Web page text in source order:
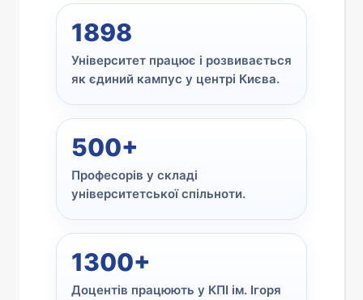
1898
Університет працює і розвивається
як єдиний кампус у центрі Києва.
500+
Професорів у складі
університетської спільноти.
1300+
Доцентів працюють у КПІ ім. Ігоря